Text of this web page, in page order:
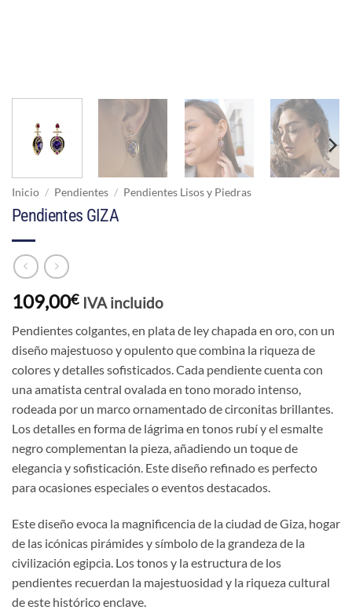
Inicio / Pendientes / Pendientes Lisos y Piedras
Pendientes GIZA
109,00€ IVA incluido
Pendientes colgantes, en plata de ley chapada en oro, con un
diseño majestuoso y opulento que combina la riqueza de
colores y detalles sofisticados. Cada pendiente cuenta con
una amatista central ovalada en tono morado intenso,
rodeada por un marco ornamentado de circonitas brillantes.
Los detalles en forma de lágrima en tonos rubí y el esmalte
negro complementan la pieza, añadiendo un toque de
elegancia y sofisticación. Este diseño refinado es perfecto
para ocasiones especiales o eventos destacados.
Este diseño evoca la magnificencia de la ciudad de Giza, hogar
de las icónicas pirámides y símbolo de la grandeza de la
civilización egipcia. Los tonos y la estructura de los
pendientes recuerdan la majestuosidad y la riqueza cultural
de este histórico enclave.